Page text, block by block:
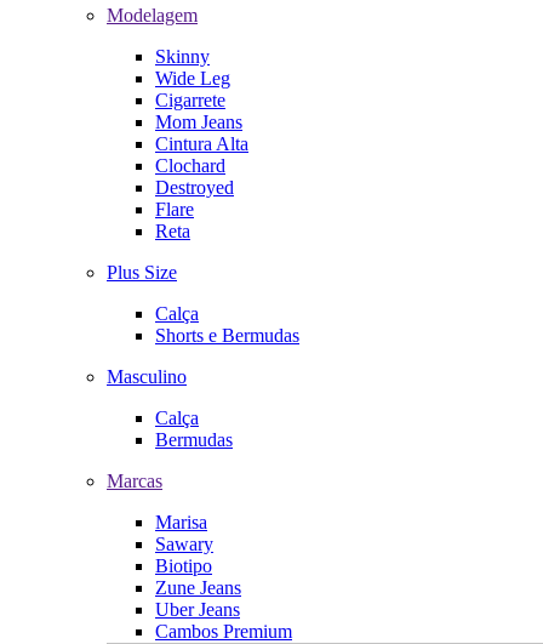
Modelagem
Skinny
Wide Leg
Cigarrete
Mom Jeans
Cintura Alta
Clochard
Destroyed
Flare
Reta
Plus Size
Calça
Shorts e Bermudas
Masculino
Calça
Bermudas
Marcas
Marisa
Sawary
Biotipo
Zune Jeans
Uber Jeans
Cambos Premium